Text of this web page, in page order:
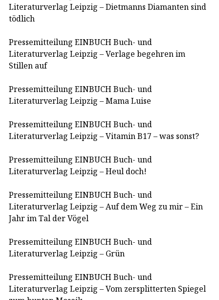
Literaturverlag Leipzig – Dietmanns Diamanten sind
tödlich
Pressemitteilung EINBUCH Buch- und
Literaturverlag Leipzig – Verlage begehren im
Stillen auf
Pressemitteilung EINBUCH Buch- und
Literaturverlag Leipzig – Mama Luise
Pressemitteilung EINBUCH Buch- und
Literaturverlag Leipzig – Vitamin B17 – was sonst?
Pressemitteilung EINBUCH Buch- und
Literaturverlag Leipzig – Heul doch!
Pressemitteilung EINBUCH Buch- und
Literaturverlag Leipzig – Auf dem Weg zu mir – Ein
Jahr im Tal der Vögel
Pressemitteilung EINBUCH Buch- und
Literaturverlag Leipzig – Grün
Pressemitteilung EINBUCH Buch- und
Literaturverlag Leipzig – Vom zersplitterten Spiegel